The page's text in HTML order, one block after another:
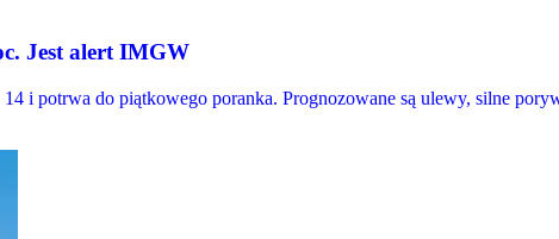
Jest alert IMGW
i potrwa do piątkowego poranka. Prognozowane są ulewy, silne